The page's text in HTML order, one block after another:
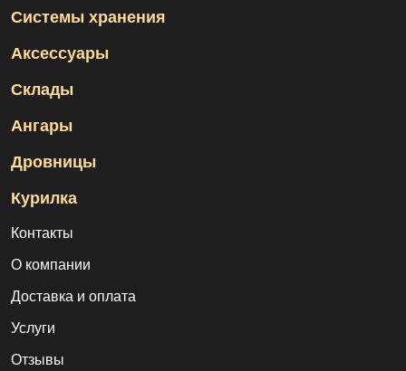
Системы хранения
Аксессуары
Склады
Ангары
Дровницы
Курилка
Контакты
О компании
Доставка и оплата
Услуги
Отзывы